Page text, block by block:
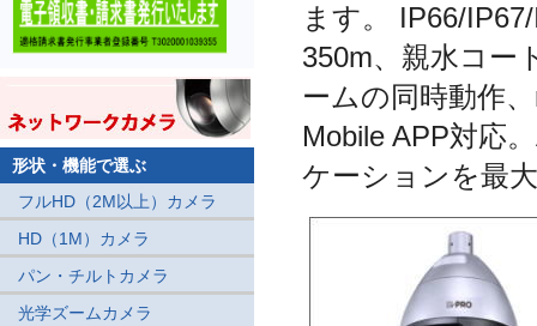
形状・機能で選ぶ
フルHD（2M以上）カメラ
HD（1M）カメラ
パン・チルトカメラ
光学ズームカメラ
ます。 IP66/
350m、親水コー
ームの同時動作
Mobile APP対応
ケーションを最